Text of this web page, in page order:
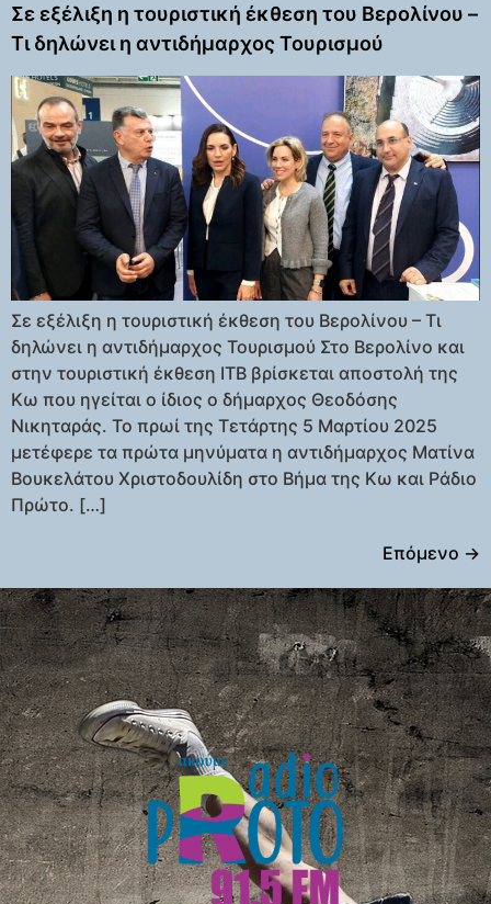
Σε εξέλιξη η τουριστική έκθεση του Βερολίνου –
Τι δηλώνει η αντιδήμαρχος Τουρισμού
Σε εξέλιξη η τουριστική έκθεση του Βερολίνου – Τι
δηλώνει η αντιδήμαρχος Τουρισμού Στο Βερολίνο και
στην τουριστική έκθεση ITB βρίσκεται αποστολή της
Κω που ηγείται ο ίδιος ο δήμαρχος Θεοδόσης
Νικηταράς. Το πρωί της Τετάρτης 5 Μαρτίου 2025
μετέφερε τα πρώτα μηνύματα η αντιδήμαρχος Ματίνα
Βουκελάτου Χριστοδουλίδη στο Βήμα της Κω και Ράδιο
Πρώτο. […]
Επόμενο →